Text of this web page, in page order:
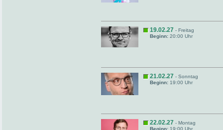
19.02.27 - Freitag
Beginn: 20:00 Uhr
21.02.27 - Sonntag
Beginn: 19:00 Uhr
22.02.27 - Montag
Beginn: 19:00 Uhr